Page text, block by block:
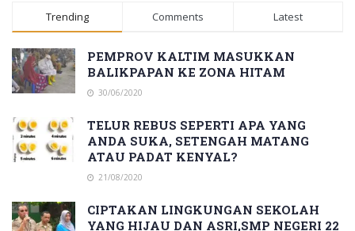
Trending Comments Latest
PEMPROV KALTIM MASUKKAN
BALIKPAPAN KE ZONA HITAM
30/06/2020
TELUR REBUS SEPERTI APA YANG
ANDA SUKA, SETENGAH MATANG
ATAU PADAT KENYAL?
21/08/2020
CIPTAKAN LINGKUNGAN SEKOLAH
YANG HIJAU DAN ASRI,SMP NEGERI 22